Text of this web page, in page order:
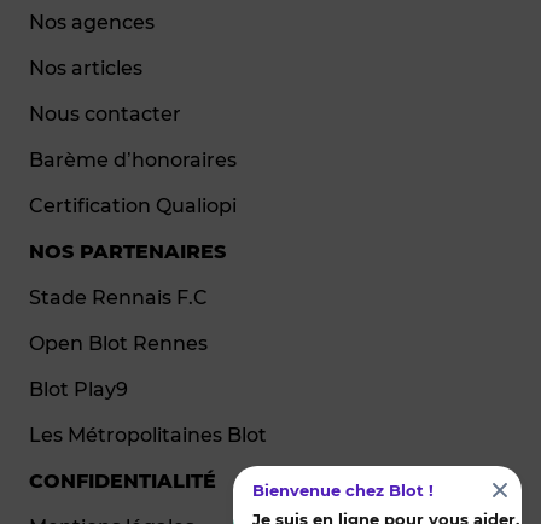
Nos agences
Nos articles
Nous contacter
Barème d’honoraires
Certification Qualiopi
NOS PARTENAIRES
Stade Rennais F.C
Open Blot Rennes
Blot Play9
Les Métropolitaines Blot
CONFIDENTIALITÉ
Bienvenue chez Blot !
Je suis en ligne pour vous aider.